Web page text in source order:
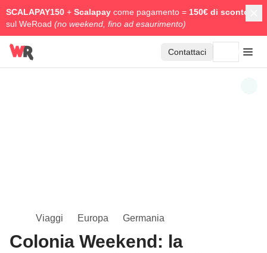
SCALAPAY150 + Scalapay come pagamento = 150€ di sconto
sul WeRoad (no weekend, fino ad esaurimento)
Contattaci
Viaggi Europa Germania
Colonia Weekend: la